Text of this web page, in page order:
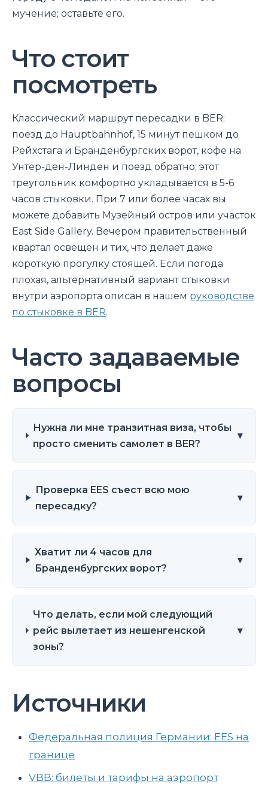
мучение; оставьте его.
Что стоит
посмотреть
Классический маршрут пересадки в BER:
поезд до Hauptbahnhof, 15 минут пешком до
Рейхстага и Бранденбургских ворот, кофе на
Унтер-ден-Линден и поезд обратно; этот
треугольник комфортно укладывается в 5-6
часов стыковки. При 7 или более часах вы
можете добавить Музейный остров или участок
East Side Gallery. Вечером правительственный
квартал освещен и тих, что делает даже
короткую прогулку стоящей. Если погода
плохая, альтернативный вариант стыковки
внутри аэропорта описан в нашем руководстве
по стыковке в BER.
Часто задаваемые
вопросы
Нужна ли мне транзитная виза, чтобы
просто сменить самолет в BER?
▾
Проверка EES съест всю мою
пересадку?
▾
Хватит ли 4 часов для
Бранденбургских ворот?
▾
Что делать, если мой следующий
рейс вылетает из нешенгенской
зоны?
▾
Источники
Федеральная полиция Германии: EES на
границе
VBB: билеты и тарифы на аэропорт